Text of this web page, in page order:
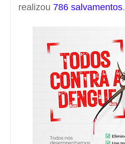
realizou 786 salvamentos.